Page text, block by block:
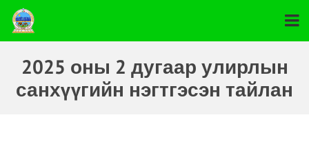
2025 оны 2 дугаар улирлын
санхүүгийн нэгтгэсэн тайлан